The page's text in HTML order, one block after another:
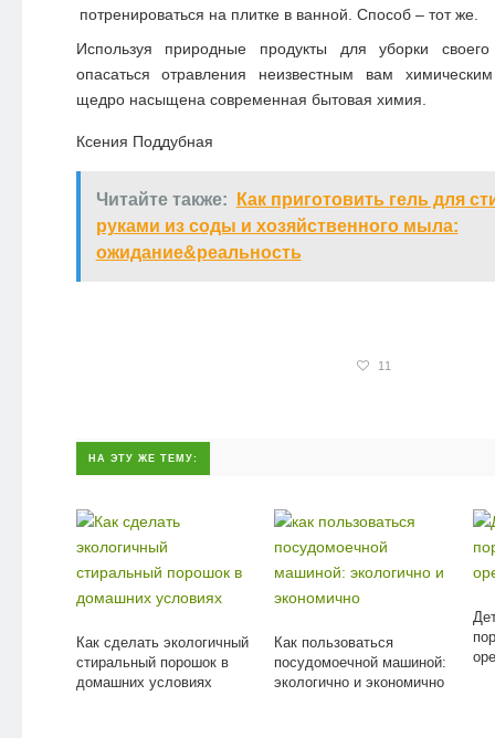
потренироваться на плитке в ванной. Способ – тот же.
Используя природные продукты для уборки
опасаться отравления неизвестным вам
щедро насыщена современная бытовая химия.
Ксения Поддубная
Читайте также:
Как приготовить гель для
руками из соды и хозяйственного мыла:
ожидание&реальность
11
НА ЭТУ ЖЕ ТЕМУ:
Как сделать экологичный
стиральный порошок в
домашних условиях
Как пользоваться
посудомоечной машиной:
экологично и экономично